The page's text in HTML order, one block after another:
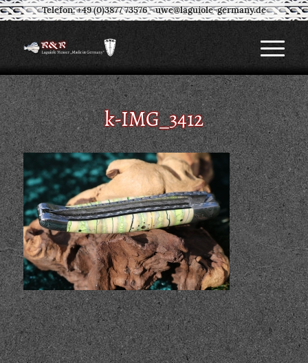
Telefon: +49 (0)3877 73576-uwe@laguiole-germany.de
k-IMG_3412